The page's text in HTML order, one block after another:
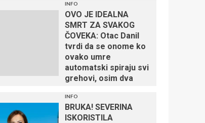
INFO
OVO JE IDEALNA
SMRT ZA SVAKOG
ČOVEKA: Otac Danil
tvrdi da se onome ko
ovako umre
automatski spiraju svi
grehovi, osim dva
INFO
BRUKA! SEVERINA
ISKORISTILA